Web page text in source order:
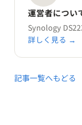
運営者につい
Synology
詳しく見る →
記事一覧へもどる